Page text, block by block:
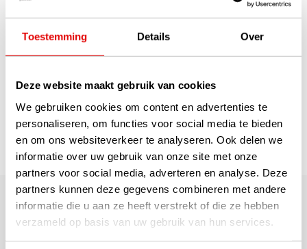
Toestemming Details Over
Deze website maakt gebruik van cookies
We gebruiken cookies om content en advertenties te
personaliseren, om functies voor social media te bieden
en om ons websiteverkeer te analyseren. Ook delen we
informatie over uw gebruik van onze site met onze
partners voor social media, adverteren en analyse. Deze
partners kunnen deze gegevens combineren met andere
informatie die u aan ze heeft verstrekt of die ze hebben
verzameld op basis van uw gebruik van hun services.
€79,00
€59,00
180.000+ Klanten | 5.000+ Reviews | Trusted Shops, TrustPilot,
Google
Reviews: Onze klanten aan het
woord